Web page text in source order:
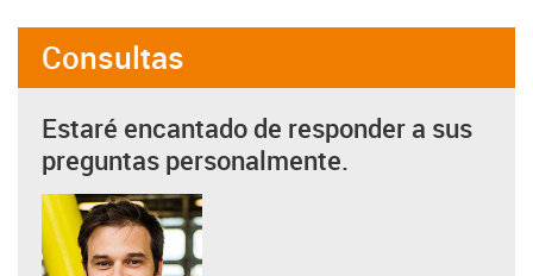
Consultas
Estaré encantado de responder a sus
preguntas personalmente.